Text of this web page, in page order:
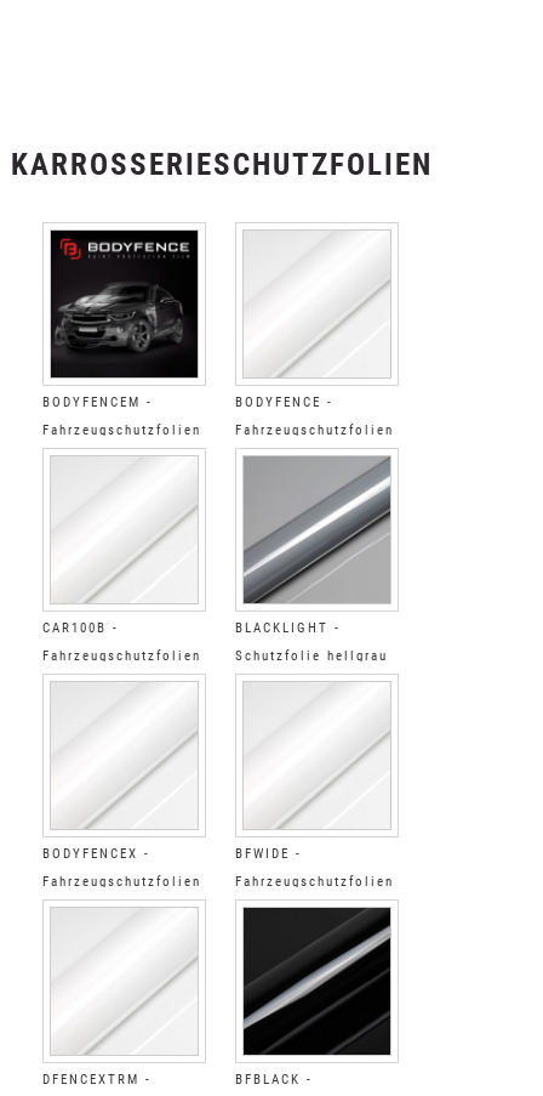
KARROSSERIESCHUTZFOLIEN
BODYFENCEM -
Fahrzeugschutzfolien
Matt
BODYFENCE -
Fahrzeugschutzfolien
Glänzend
CAR100B -
Fahrzeugschutzfolien
Glänzend
BLACKLIGHT -
Schutzfolie hellgrau
Glänzend
BODYFENCEX -
Fahrzeugschutzfolien
Glänzend
BFWIDE -
Fahrzeugschutzfolien
Glänzend
DFENCEXTRM - BFBLACK -